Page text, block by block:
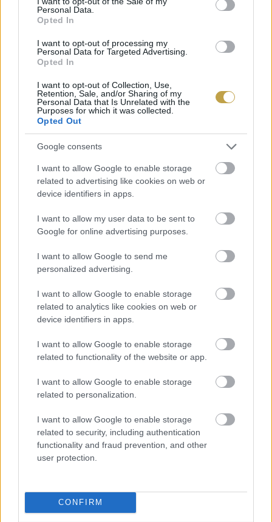
Personal Data.
Opted In
I want to opt-out of processing my
Personal Data for Targeted Advertising.
Opted In
I want to opt-out of Collection, Use,
Retention, Sale, and/or Sharing of my
Personal Data that Is Unrelated with the
Purposes for which it was collected.
Opted Out
Google consents
I want to allow Google to enable storage
related to advertising like cookies on web or
device identifiers in apps.
I want to allow my user data to be sent to
Google for online advertising purposes.
I want to allow Google to send me
personalized advertising.
I want to allow Google to enable storage
related to analytics like cookies on web or
device identifiers in apps.
I want to allow Google to enable storage
related to functionality of the website or app.
I want to allow Google to enable storage
related to personalization.
I want to allow Google to enable storage
related to security, including authentication
functionality and fraud prevention, and other
user protection.
CONFIRM
mindenképpen érdemes tenni vele egy próbát –
az elmondottak miatt elsősorban nyáron. Nagy
kockázatot nem is vállalunk: egy negyedliteres
pohárnyi ayrant már 200 forintért
Címlapfotó: Rendy Novantino / Unsplash